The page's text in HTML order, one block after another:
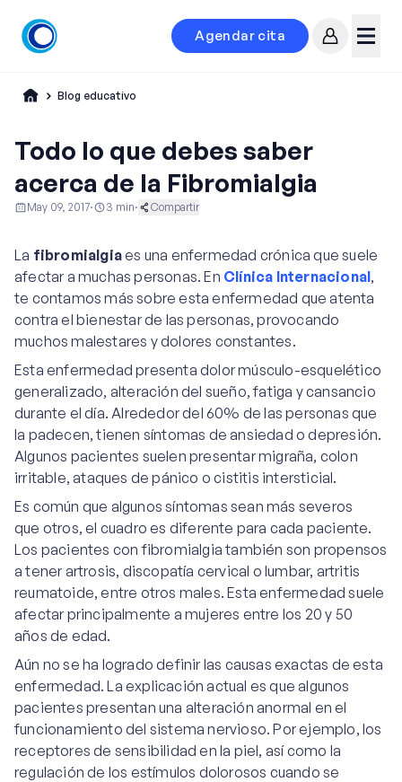
Agendar cita
Blog educativo
Todo lo que debes saber
acerca de la Fibromialgia
May 09, 2017· 3 min· Compartir
Ginecología y Obstetricia
Noticias y Eventos
Reumatología
La fibromialgiaes una enfermedad crónica que suele
afectar a muchas personas. En Clínica Internacional,
te contamos más sobre esta enfermedad que atenta
contra el bienestar de las personas, provocando
muchos malestares y dolores constantes.
Esta enfermedad presenta dolor músculo-esquelético
generalizado, alteración del sueño, fatiga y cansancio
durante el día. Alrededor del 60% de las personas que
la padecen, tienen síntomas de ansiedad o depresión.
Algunos pacientes suelen presentar migraña, colon
irritable, ataques de pánico o cistitis intersticial.
Es común que algunos síntomas sean más severos
que otros, el cuadro es diferente para cada paciente.
Los pacientes con fibromialgia también son propensos
a tener artrosis, discopatía cervical o lumbar, artritis
reumatoide, entre otros males. Esta enfermedad suele
afectar principalmente a mujeres entre los 20 y 50
años de edad.
Aún no se ha logrado definir las causas exactas de esta
enfermedad. La explicación actual es que algunos
pacientes presentan una alteración anormal en el
funcionamiento del sistema nervioso. Por ejemplo, los
receptores de sensibilidad en la piel, así como la
regulación de los estímulos dolorosos cuando se